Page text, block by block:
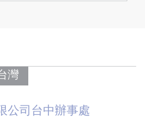
灣
公司台中辦事處